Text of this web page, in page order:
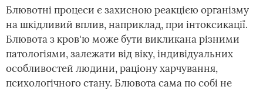
Блювотні процеси є захисною реакцією організму
на шкідливий вплив, наприклад, при інтоксикації.
Блювота з кров'ю може бути викликана різними
патологіями, залежати від віку, індивідуальних
особливостей людини, раціону харчування,
психологічного стану. Блювота сама по собі не